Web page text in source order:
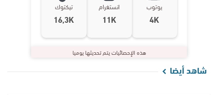
يوتوب
4K
انستغرام
11K
تيكتوك
16,3K
هذه الإحصائيات يتم تحديثها يوميا
شاهد أيضا